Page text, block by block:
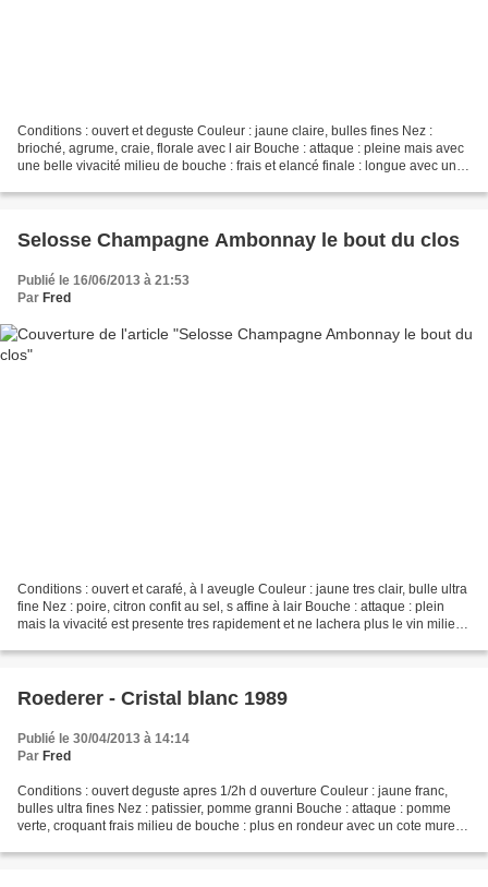
Conditions : ouvert et deguste Couleur : jaune claire, bulles fines Nez :
brioché, agrume, craie, florale avec l air Bouche : attaque : pleine mais avec
une belle vivacité milieu de bouche : frais et elancé finale : longue avec une
Selosse Champagne Ambonnay le bout du clos
Publié le 16/06/2013 à 21:53
Par Fred
Conditions : ouvert et carafé, à l aveugle Couleur : jaune tres clair, bulle ultra
fine Nez : poire, citron confit au sel, s affine à lair Bouche : attaque : plein
mais la vivacité est presente tres rapidement et ne lachera plus le vin milieu
Roederer - Cristal blanc 1989
Publié le 30/04/2013 à 14:14
Par Fred
Conditions : ouvert deguste apres 1/2h d ouverture Couleur : jaune franc,
bulles ultra fines Nez : patissier, pomme granni Bouche : attaque : pomme
verte, croquant frais milieu de bouche : plus en rondeur avec un cote mure